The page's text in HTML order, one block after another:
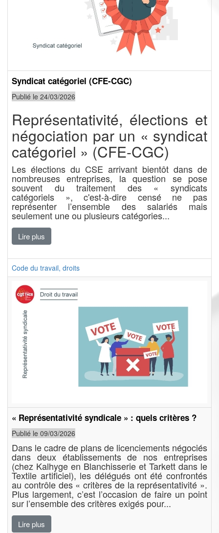
Syndicat catégoriel (CFE-CGC)
Publié le 24/03/2026
Représentativité, élections et
négociation par un « syndicat
catégoriel » (CFE-CGC)
Les élections du CSE arrivant bientôt dans de
nombreuses entreprises, la question se pose
souvent du traitement des « syndicats
catégoriels », c'est-à-dire censé ne pas
représenter l’ensemble des salariés mais
seulement une ou plusieurs catégories...
Lire plus
Code du travail, droits
« Représentativité syndicale » : quels critères ?
Publié le 09/03/2026
Dans le cadre de plans de licenciements négociés
dans deux établissements de nos entreprises
(chez Kalhyge en Blanchisserie et Tarkett dans le
Textile artificiel), les délégués ont été confrontés
au contrôle des « critères de la représentativité ».
Plus largement, c’est l’occasion de faire un point
sur l’ensemble des critères exigés pour...
Lire plus